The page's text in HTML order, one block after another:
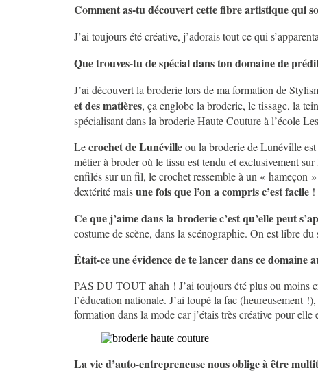
Comment as-tu découvert cette fibre artistique qui
J’ai toujours été créative, j’adorais tout ce qui
Que trouves-tu de spécial dans ton domaine de
J’ai découvert la broderie lors de ma formation de
et des matières, ça englobe la broderie, le tissage, la
spécialisant dans la broderie Haute Couture à l’école
Lecrochet de Lunéville ou la broderie de Lunéville
métier à broder où le tissu est tendu et exclusivement
enfilés sur un fil, le crochet ressemble à un « hameçon
dextérité maisune fois que l’on a compris c’est facile !
Ce que j’aime dans la broderie c’est qu’elle peut
costume de scène, dans la scénographie. On est libre
Était-ce une évidence de te lancer dans ce domaine
PAS DU TOUT ahah ! J’ai toujours été plus ou moins
l’éducation nationale. J’ai loupé la fac (heureusement
formation dans la mode car j’étais très créative pour
La vie d’auto-entrepreneuse nous oblige à être